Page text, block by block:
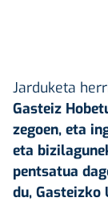
Jarduketa
Gasteiz
zegoen, eta
eta
pentsatua
du, Gasteizko